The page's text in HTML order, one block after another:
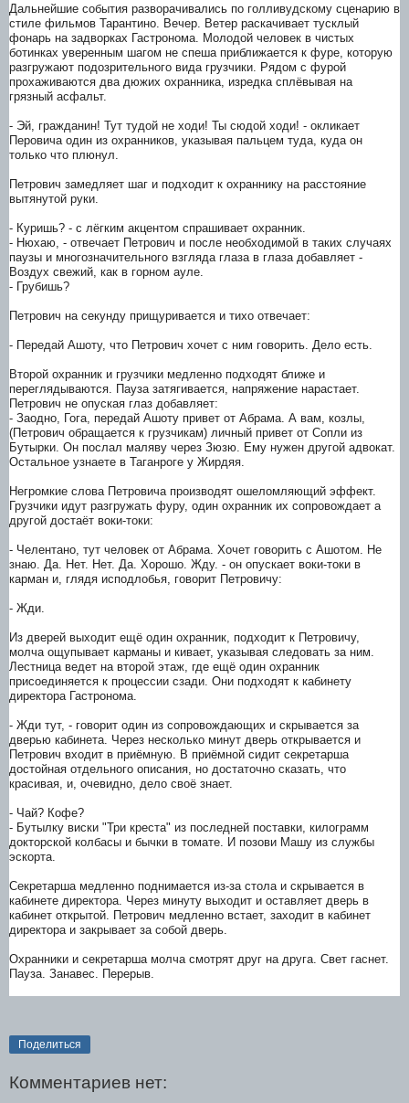
Дальнейшие события разворачивались по голливудскому сценарию в
стиле фильмов Тарантино. Вечер. Ветер раскачивает тусклый
фонарь на задворках Гастронома. Молодой человек в чистых
ботинках уверенным шагом не спеша приближается к фуре, которую
разгружают подозрительного вида грузчики. Рядом с фурой
прохаживаются два дюжих охранника, изредка сплёвывая на
грязный асфальт.
- Эй, гражданин! Тут тудой не ходи! Ты сюдой ходи! - окликает
Перовича один из охранников, указывая пальцем туда, куда он
только что плюнул.
Петрович замедляет шаг и подходит к охраннику на расстояние
вытянутой руки.
- Куришь? - с лёгким акцентом спрашивает охранник.
- Нюхаю, - отвечает Петрович и после необходимой в таких случаях
паузы и многозначительного взгляда глаза в глаза добавляет -
Воздух свежий, как в горном ауле.
- Грубишь?
Петрович на секунду прищуривается и тихо отвечает:
- Передай Ашоту, что Петрович хочет с ним говорить. Дело есть.
Второй охранник и грузчики медленно подходят ближе и
переглядываются. Пауза затягивается, напряжение нарастает.
Петрович не опуская глаз добавляет:
- Заодно, Гога, передай Ашоту привет от Абрама. А вам, козлы,
(Петрович обращается к грузчикам) личный привет от Сопли из
Бутырки. Он послал маляву через Зюзю. Ему нужен другой адвокат.
Остальное узнаете в Таганроге у Жирдяя.
Негромкие слова Петровича производят ошеломляющий эффект.
Грузчики идут разгружать фуру, один охранник их сопровождает а
другой достаёт воки-токи:
- Челентано, тут человек от Абрама. Хочет говорить с Ашотом. Не
знаю. Да. Нет. Нет. Да. Хорошо. Жду. - он опускает воки-токи в
карман и, глядя исподлобья, говорит Петровичу:
- Жди.
Из дверей выходит ещё один охранник, подходит к Петровичу,
молча ощупывает карманы и кивает, указывая следовать за ним.
Лестница ведет на второй этаж, где ещё один охранник
присоединяется к процессии сзади. Они подходят к кабинету
директора Гастронома.
- Жди тут, - говорит один из сопровождающих и скрывается за
дверью кабинета. Через несколько минут дверь открывается и
Петрович входит в приёмную. В приёмной сидит секретарша
достойная отдельного описания, но достаточно сказать, что
красивая, и, очевидно, дело своё знает.
- Чай? Кофе?
- Бутылку виски "Три креста" из последней поставки, килограмм
докторской колбасы и бычки в томате. И позови Машу из службы
эскорта.
Секретарша медленно поднимается из-за стола и скрывается в
кабинете директора. Через минуту выходит и оставляет дверь в
кабинет открытой. Петрович медленно встает, заходит в кабинет
директора и закрывает за собой дверь.
Охранники и секретарша молча смотрят друг на друга. Свет гаснет.
Пауза. Занавес. Перерыв.
Поделиться
Комментариев нет: